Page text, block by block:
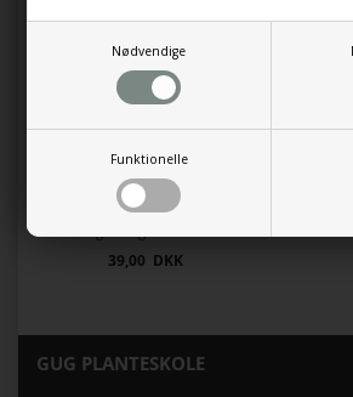
Nødvendige
Funktionelle
39,00 DKK
GUG PLANTESKOLE